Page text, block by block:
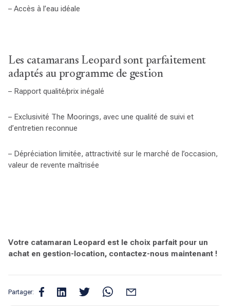
– Accès à l’eau idéale
Les catamarans Leopard sont parfaitement
adaptés au programme de gestion
– Rapport qualité/prix inégalé
– Exclusivité The Moorings, avec une qualité de suivi et
d’entretien reconnue
– Dépréciation limitée, attractivité sur le marché de l’occasion,
valeur de revente maîtrisée
Votre catamaran Leopard est le choix parfait pour un
achat en gestion-location, contactez-nous maintenant !
Partager: